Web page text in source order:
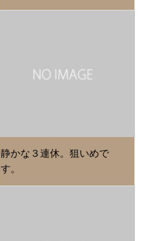
静かな３連休。狙いめで
す。